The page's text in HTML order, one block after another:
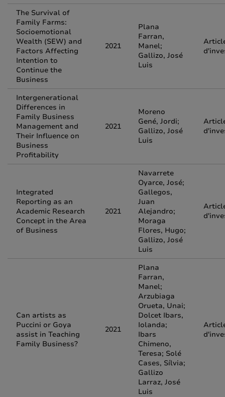
The Survival of
Family Farms:
Socioemotional
Wealth (SEW) and
Factors Affecting
Intention to
Continue the
Business
2021
Plana
Farran,
Manel;
Gallizo, José
Luis
Intergenerational
Differences in
Family Business
Management and
Their Influence on
Business
Profitability
2021
Moreno
Gené, Jordi;
Gallizo, José
Luis
Integrated
Reporting as an
Academic Research
Concept in the Area
of Business
2021
Navarrete
Oyarce, José;
Gallegos,
Juan
Alejandro;
Moraga
Flores, Hugo;
Gallizo, José
Luis
Can artists as
Puccini or Goya
assist in Teaching
Family Business?
2021
Plana
Farran,
Manel;
Arzubiaga
Orueta, Unai;
Dolcet Ibars,
Iolanda;
Ibars
Chimeno,
Teresa; Solé
Cases, Sílvia;
Gallizo
Larraz, José
Luis